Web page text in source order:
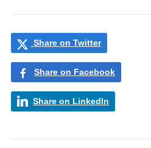
Share on Twitter
Share on Facebook
Share on LinkedIn